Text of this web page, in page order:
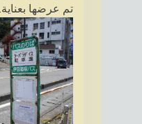
تم عرضها